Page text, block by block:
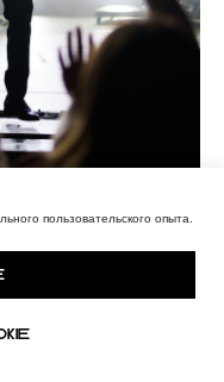
пользовательского опыта.